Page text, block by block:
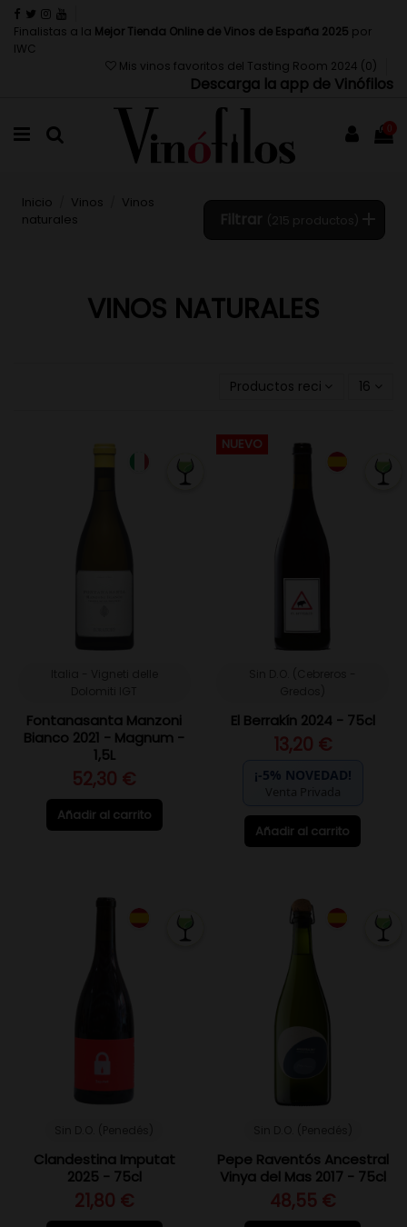
Finalistas a la Mejor Tienda Online de Vinos de España 2025 por
IWC
Mis vinos favoritos del Tasting Room 2024 (0 )
Descarga la app de Vinófilos
0
Inicio Vinos
Vinos
naturales
VINOS NATURALES
Productos recientemente
16
Fontanasanta Manzoni
Bianco 2021 - Magnum -
1,5L
52,30 €
Añadir al carrito
NUEVO
El Berrakín 2024 - 75cl
13,20 €
¡-5% NOVEDAD!
Venta Privada
Añadir al carrito
Clandestina Imputat
2025 - 75cl
21,80 €
Pepe Raventós Ancestral
Vinya del Mas 2017 - 75cl
48,55 €